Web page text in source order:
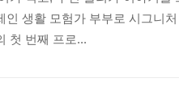
플린저
BROMPTON : About Brompton
인 생활 모험가 부부로 시그니
첫 번째 프로...